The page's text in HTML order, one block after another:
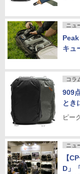
ニュ
キュ
コラ
909
とき
ピー
ニュ
【
D」